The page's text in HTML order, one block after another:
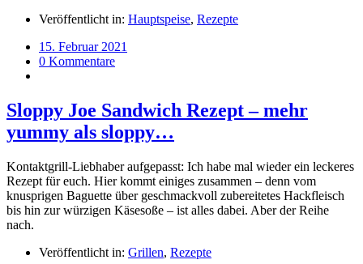
Veröffentlicht in: Hauptspeise, Rezepte
15. Februar 2021
0 Kommentare
Sloppy Joe Sandwich Rezept – mehr
yummy als sloppy…
Kontaktgrill-Liebhaber aufgepasst: Ich habe mal wieder ein leckeres
Rezept für euch. Hier kommt einiges zusammen – denn vom
knusprigen Baguette über geschmackvoll zubereitetes Hackfleisch
bis hin zur würzigen Käsesoße – ist alles dabei. Aber der Reihe
nach.
Veröffentlicht in: Grillen, Rezepte